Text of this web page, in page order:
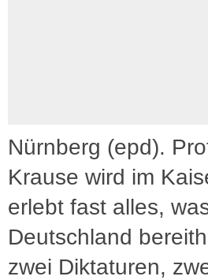
Nürnberg (epd).
Krause wird im
erlebt fast alles,
Deutschland
zwei Diktaturen,